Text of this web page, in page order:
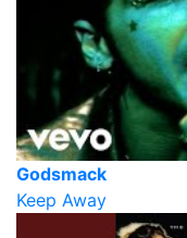
Godsmack
Keep Away